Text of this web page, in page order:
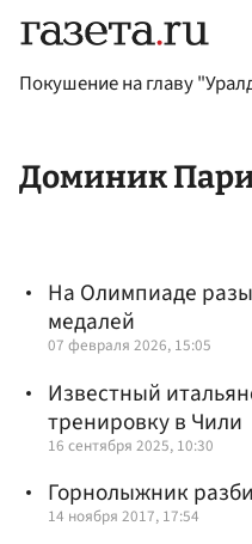
Покушение на главу
Доминик
На Олимпиаде
медалей
07 февраля 2026, 15:05
Известный
тренировку в Чили
16 сентября 2025, 10:30
Горнолыжник
14 ноября 2017, 17:54